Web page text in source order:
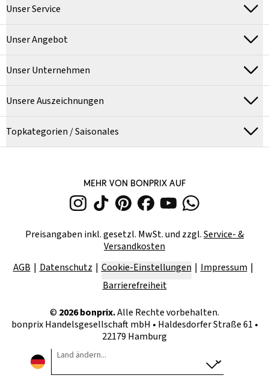
Unser Service
Unser Angebot
Unser Unternehmen
Unsere Auszeichnungen
Topkategorien / Saisonales
MEHR VON BONPRIX AUF
Preisangaben inkl. gesetzl. MwSt. und zzgl.Service- &
Versandkosten
AGB
Datenschutz Cookie-Einstellungen
Impressum
Barrierefreiheit
© 2026bonprix.Alle Rechte vorbehalten.
bonprix Handelsgesellschaft mbH • Haldesdorfer Straße 61 •
22179 Hamburg
Land ändern...